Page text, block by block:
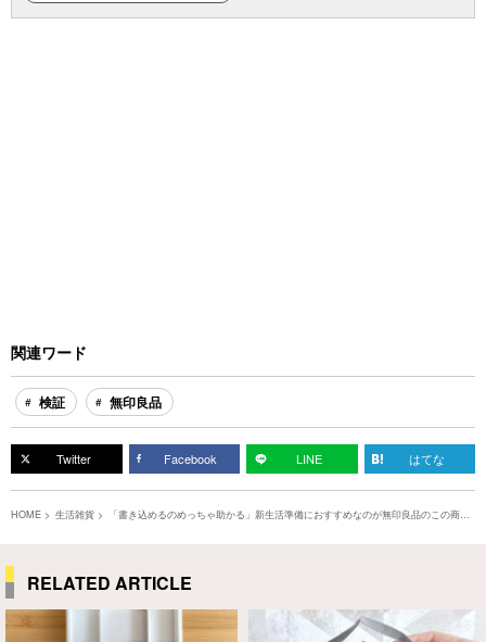
関連ワード
検証 無印良品
Twitter Facebook LINE はてな
HOME 生活雑貨
「書き込めるのめっちゃ助かる」新生活準備におすすめなのが無印良品のこの商
RELATED ARTICLE